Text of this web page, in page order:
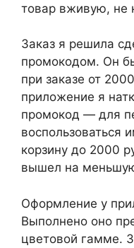
товар вживую, не
Заказ я решила
промокодом. Он
при заказе от
приложение я
промокод — для
воспользоваться
корзину до 2000
вышел на
Оформление у
Выполнено оно
цветовой гамме.